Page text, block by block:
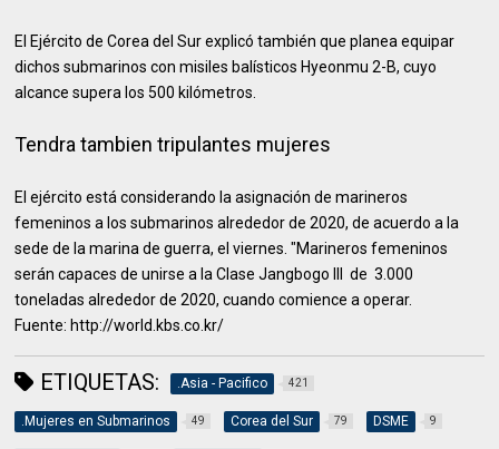
El Ejército de Corea del Sur explicó también que planea equipar
dichos submarinos con misiles balísticos Hyeonmu 2-B, cuyo
alcance supera los 500 kilómetros.
Tendra tambien tripulantes mujeres
El ejército está considerando la asignación de marineros
femeninos a los submarinos alrededor de 2020, de acuerdo a la
sede de la marina de guerra, el viernes. "Marineros femeninos
serán capaces de unirse a la Clase Jangbogo III de 3.000
toneladas alrededor de 2020, cuando comience a operar.
Fuente: http://world.kbs.co.kr/
ETIQUETAS: .Asia - Pacifico 421
.Mujeres en Submarinos 49 Corea del Sur 79 DSME 9